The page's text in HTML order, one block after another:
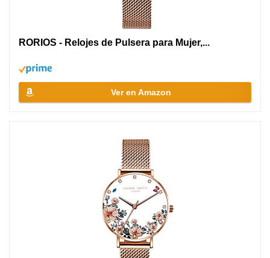
RORIOS - Relojes de Pulsera para Mujer,...
Ver en Amazon